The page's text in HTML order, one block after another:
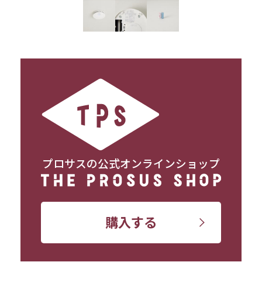
プロサスの公式オンラインショップ
購入する